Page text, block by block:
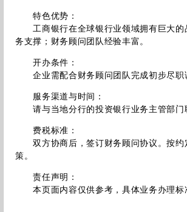
特色优势：
工商银行在全球银行业领域拥有巨大的
务支撑；财务顾问团队经验丰富。
开办条件：
企业需配合财务顾问团队完成初步尽职
服务渠道与时间：
请与当地分行的投资银行业务主管部门
费税标准：
双方协商后，签订财务顾问协议。按约
策。
责任声明：
本页面内容仅供参考，具体业务办理标